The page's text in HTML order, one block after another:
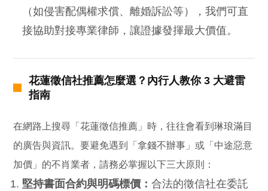
（如侵害配偶權求償、離婚訴訟等），我們可直
接協助對接專業律師，讓證據發揮最大價值。
花蓮徵信社推薦怎麼選？內行人教你 3 大避雷
指南
在網路上搜尋「花蓮徵信推薦」時，往往會看到琳琅滿目
的廣告與資訊。要避免遇到「拿錢不辦事」或「中途惡意
加價」的不肖業者，請務必掌握以下三大原則：
堅持書面合約與明碼標價：合法的徵信社在委託